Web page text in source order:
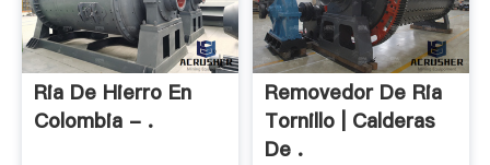
Ria De Hierro En
Colombia - .
Removedor De Ria
Tornillo | Calderas
De .